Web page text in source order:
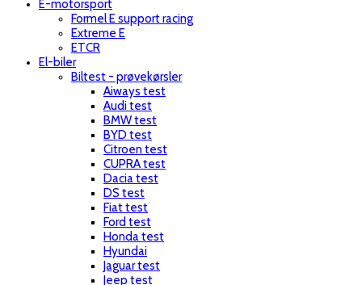
E-motorsport
Formel E support racing
Extreme E
ETCR
El-biler
Biltest - prøvekørsler
Aiways test
Audi test
BMW test
BYD test
Citroen test
CUPRA test
Dacia test
DS test
Fiat test
Ford test
Honda test
Hyundai
Jaguar test
Jeep test